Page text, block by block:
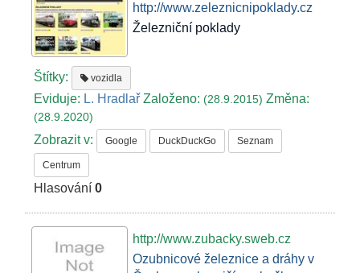
http://www.zeleznicnipoklady.cz
Železniční poklady
Štítky: vozidla
Eviduje: L. Hradlař Založeno:(28.9.2015)Změna:
(28.9.2020)
Zobrazit v: Google DuckDuckGo Seznam
Centrum
Hlasování0
http://www.zubacky.sweb.cz
Ozubnicové železnice a dráhy v